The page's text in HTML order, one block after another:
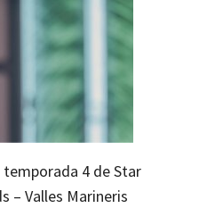
temporada 4 de Star
– Valles Marineris